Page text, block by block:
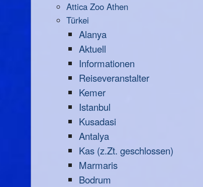
Attica Zoo Athen
Türkei
Alanya
Aktuell
Informationen
Reiseveranstalter
Kemer
Istanbul
Kusadasi
Antalya
Kas (z.Zt. geschlossen)
Marmaris
Bodrum